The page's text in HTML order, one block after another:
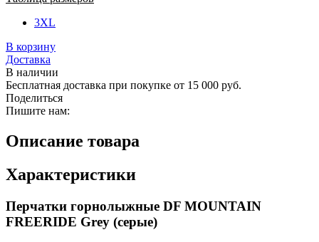
3XL
В корзину
Доставка
В наличии
Бесплатная доставка при покупке от 15 000 руб.
Поделиться
Пишите нам:
Описание товара
Характеристики
Перчатки горнолыжные DF MOUNTAIN
FREERIDE Grey (серые)